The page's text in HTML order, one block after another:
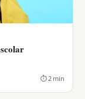
⏱ 2 min